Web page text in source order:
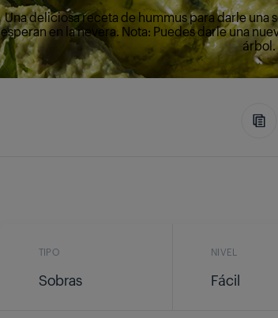
Una deliciosa receta de hummus para darle una
esperan en la nevera. Nota: Puedes darle una
árbol.
TIPO
Sobras
NIVEL
Fácil